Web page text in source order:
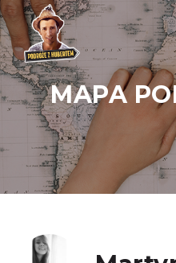
MAPA
Anuluj
Nie, anuluj
JAK ZNALEŹĆ